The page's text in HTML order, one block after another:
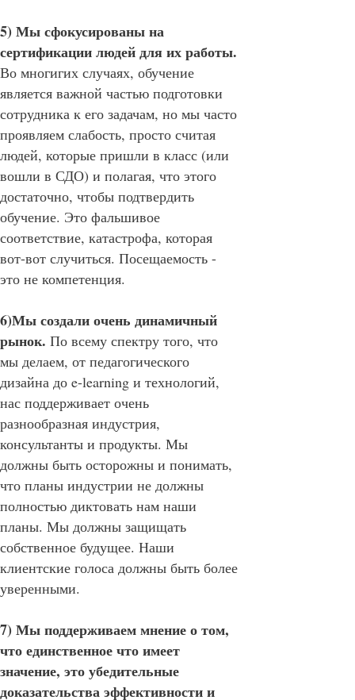
5) Мы сфокусированы на
сертификации людей для их работы.
Во многигих случаях, обучение
является важной частью подготовки
сотрудника к его задачам, но мы часто
проявляем слабость, просто считая
людей, которые пришли в класс (или
вошли в СДО) и полагая, что этого
достаточно, чтобы подтвердить
обучение. Это фальшивое
соответствие, катастрофа, которая
вот-вот случиться. Посещаемость -
это не компетенция.
6)Мы создали очень динамичный
рынок. По всему спектру того, что
мы делаем, от педагогического
дизайна до e-learning и технологий,
нас поддерживает очень
разнообразная индустрия,
консультанты и продукты. Мы
должны быть осторожны и понимать,
что планы индустрии не должны
полностью диктовать нам наши
планы. Мы должны защищать
собственное будущее. Наши
клиентские голоса должны быть более
уверенными.
7) Мы поддерживаем мнение о том,
что единственное что имеет
значение, это убедительные
доказательства эффективности и